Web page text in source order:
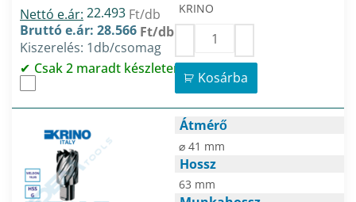
Nettó e.ár: 22.493 Ft/db
Bruttó e.ár: 28.566 Ft/db
Kiszerelés: 1db/csomag
Csak 2 maradt készleten
KRINO
Kosárba
Átmérő
⌀ 41 mm
Hossz
63 mm